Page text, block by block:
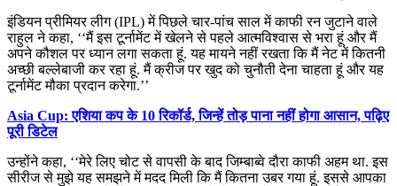
इंडियन प्रीमियर लीग (IPL) में पिछले चार-पांच साल में काफी रन जुटाने वाले
राहुल ने कहा, ‘‘मैं इस टूर्नामेंट में खेलने से पहले आत्मविश्वास से भरा हूं और मैं
अपने कौशल पर ध्यान लगा सकता हूं. यह मायने नहीं रखता कि मैं नेट में कितनी
अच्छी बल्लेबाजी कर रहा हूं. मैं क्रीज पर खुद को चुनौती देना चाहता हूं और यह
टूर्नामेंट मौका प्रदान करेगा.’’
Asia Cup: एशिया कप के 10 रिकॉर्ड, जिन्हें तोड़ पाना नहीं होगा आसान, पढ़िए
पूरी डिटेल
उन्होंने कहा, ‘‘मेरे लिए चोट से वापसी के बाद जिम्बाब्वे दौरा काफी अहम था. इस
सीरीज से मुझे यह समझने में मदद मिली कि मैं कितना उबर गया हूं. इससे आपका